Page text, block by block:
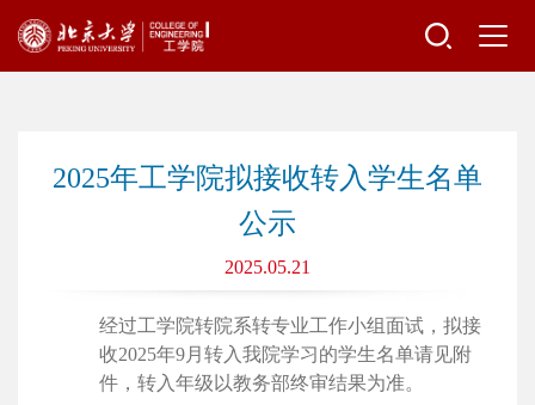
2025年工学院拟接收转入学生名单
公示
2025.05.21
经过工学院转院系转专业工作小组面试，拟接
收2025年9月转入我院学习的学生名单请见附
件，转入年级以教务部终审结果为准。